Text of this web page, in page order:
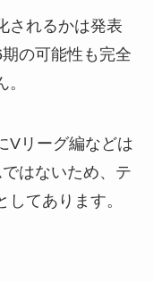
されるかは発表
の可能性も完全
Vリーグ編などは
はないため、テ
てあります。